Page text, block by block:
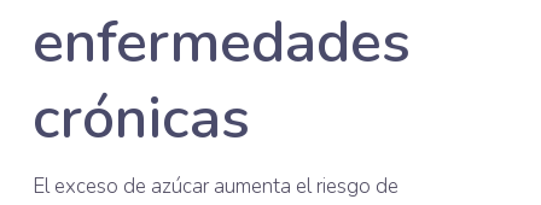
enfermedades
crónicas
El exceso de azúcar aumenta el riesgo de